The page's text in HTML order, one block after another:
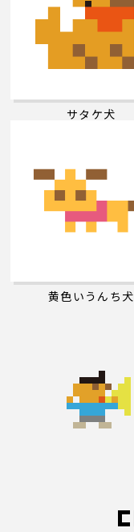
サタケ犬
黄色いうんち犬